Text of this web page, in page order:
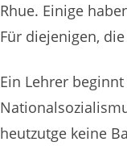
Rhue. Einige
Für diejenigen,
Ein Lehrer
heutzutge keine